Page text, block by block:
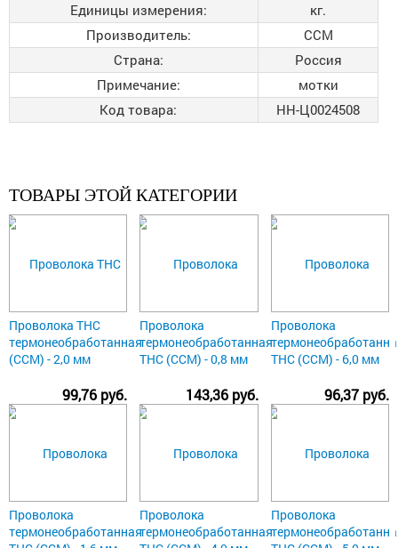
Единицы измерения:
кг.
Производитель:
ССМ
Страна:
Россия
Примечание:
мотки
Код товара:
НН-Ц0024508
ТОВАРЫ ЭТОЙ КАТЕГОРИИ
Проволока ТНС
термонеобработанная
(ССМ) - 2,0 мм
99,76 руб.
Проволока
термонеобработанная
ТНС (ССМ) - 0,8 мм
143,36 руб.
Проволока
ТНС (ССМ) - 6,0 мм
96,37 руб.
Проволока
термонеобработанная
Проволока
термонеобработанная
Проволока